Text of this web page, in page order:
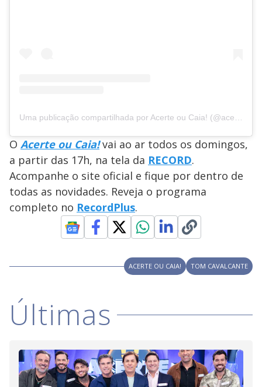
Uma publicação compartilhada por Acerte ou Caia! (@acerteoucaia)
O Acerte ou Caia!vai ao ar todos os domingos,
a partir das 17h, na tela da RECORD.
Acompanhe o site oficial e fique por dentro de
todas as novidades. Reveja o programa
completo no RecordPlus.
ACERTE OU CAIA! TOM CAVALCANTE
Últimas